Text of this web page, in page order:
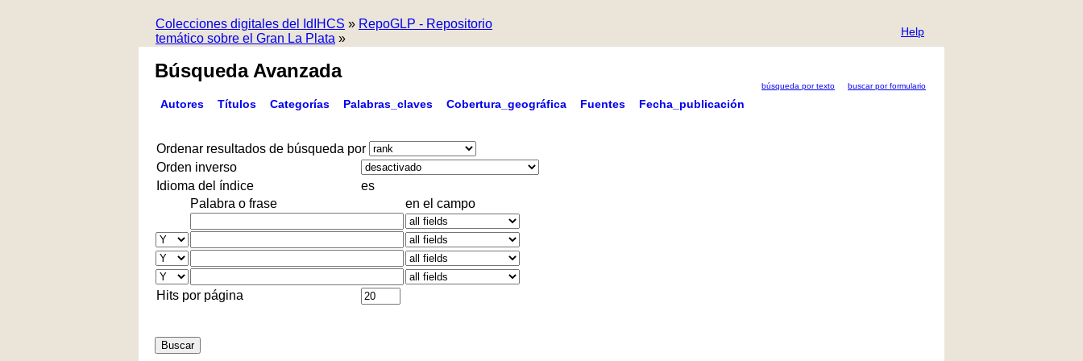
Colecciones digitales del IdIHCS » RepoGLP - Repositorio
temático sobre el Gran La Plata » Help
Búsqueda Avanzada
búsqueda por texto buscar por formulario
Autores Títulos Categorías Palabras_claves Cobertura_geográfica Fuentes Fecha_publicación
Ordenar resultados de búsqueda por
Orden inverso
Idioma del índice
es
Palabra o frase
en el campo
Hits por página